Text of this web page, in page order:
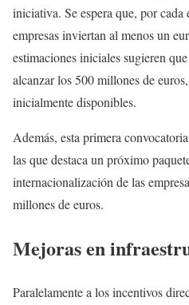
iniciativa. Se espera que, por
empresas inviertan al menos un
estimaciones iniciales sugieren
alcanzar los 500 millones de
inicialmente disponibles.
Además, esta primera
las que destaca un próximo
internacionalización de las
millones de euros.
Mejoras en
Paralelamente a los incentivos